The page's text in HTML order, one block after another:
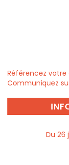
Référencez
Communiquez
Du 26